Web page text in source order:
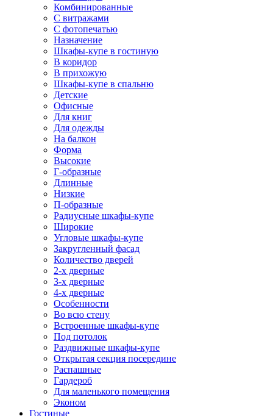
Комбинированные
С витражами
С фотопечатью
Назначение
Шкафы-купе в гостиную
В коридор
В прихожую
Шкафы-купе в спальню
Детские
Офисные
Для книг
Для одежды
На балкон
Форма
Высокие
Г-образные
Длинные
Низкие
П-образные
Радиусные шкафы-купе
Широкие
Угловые шкафы-купе
Закругленный фасад
Количество дверей
2-х дверные
3-х дверные
4-х дверные
Особенности
Во всю стену
Встроенные шкафы-купе
Под потолок
Раздвижные шкафы-купе
Открытая секция посередине
Распашные
Гардероб
Для маленького помещения
Эконом
Гостиные